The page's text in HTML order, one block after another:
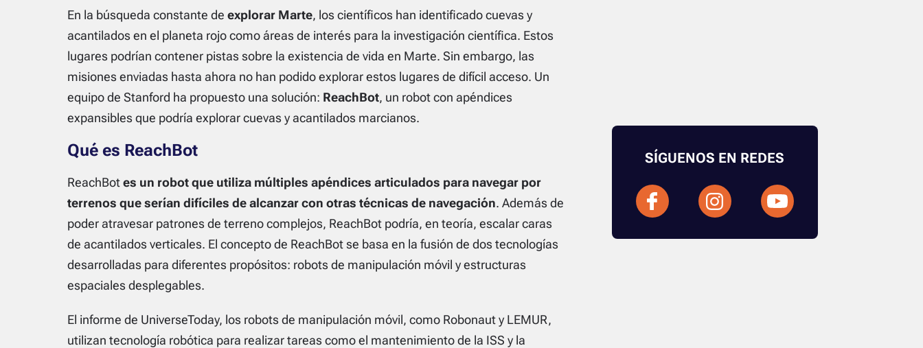
En la búsqueda constante de explorar Marte, los científicos han identificado cuevas y
acantilados en el planeta rojo como áreas de interés para la investigación científica. Estos
lugares podrían contener pistas sobre la existencia de vida en Marte. Sin embargo, las
misiones enviadas hasta ahora no han podido explorar estos lugares de difícil acceso. Un
equipo de Stanford ha propuesto una solución: ReachBot, un robot con apéndices
expansibles que podría explorar cuevas y acantilados marcianos.
Qué es ReachBot
ReachBotes un robot que utiliza múltiples apéndices articulados para navegar por
terrenos que serían difíciles de alcanzar con otras técnicas de navegación. Además de
poder atravesar patrones de terreno complejos, ReachBot podría, en teoría, escalar caras
de acantilados verticales. El concepto de ReachBot se basa en la fusión de dos tecnologías
desarrolladas para diferentes propósitos: robots de manipulación móvil y estructuras
espaciales desplegables.
El informe de UniverseToday, los robots de manipulación móvil, como Robonaut y LEMUR,
utilizan tecnología robótica para realizar tareas como el mantenimiento de la ISS y la
SÍGUENOS EN REDES